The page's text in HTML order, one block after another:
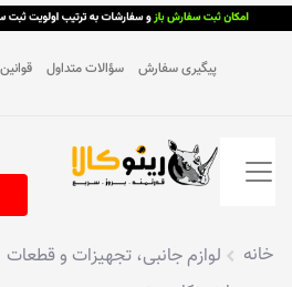
پیگیری سفارش سؤالات متداول
خانه لوازم جانبی، تجهیزات و قطعات